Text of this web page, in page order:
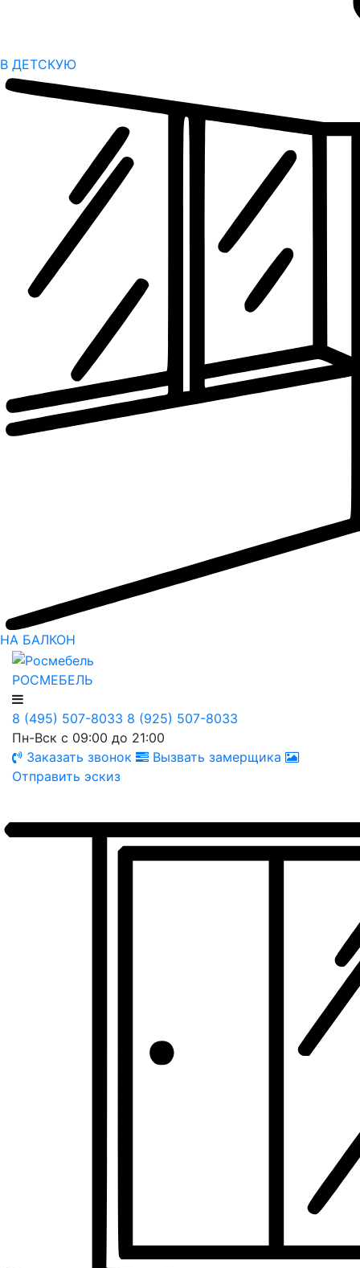
В ДЕТСКУЮ
НА БАЛКОН
РОСМЕБЕЛЬ
8 (495) 507-8033 8 (925) 507-8033
Пн-Вск с 09:00 до 21:00
Заказать звонок
Вызвать замерщика
Отправить эскиз